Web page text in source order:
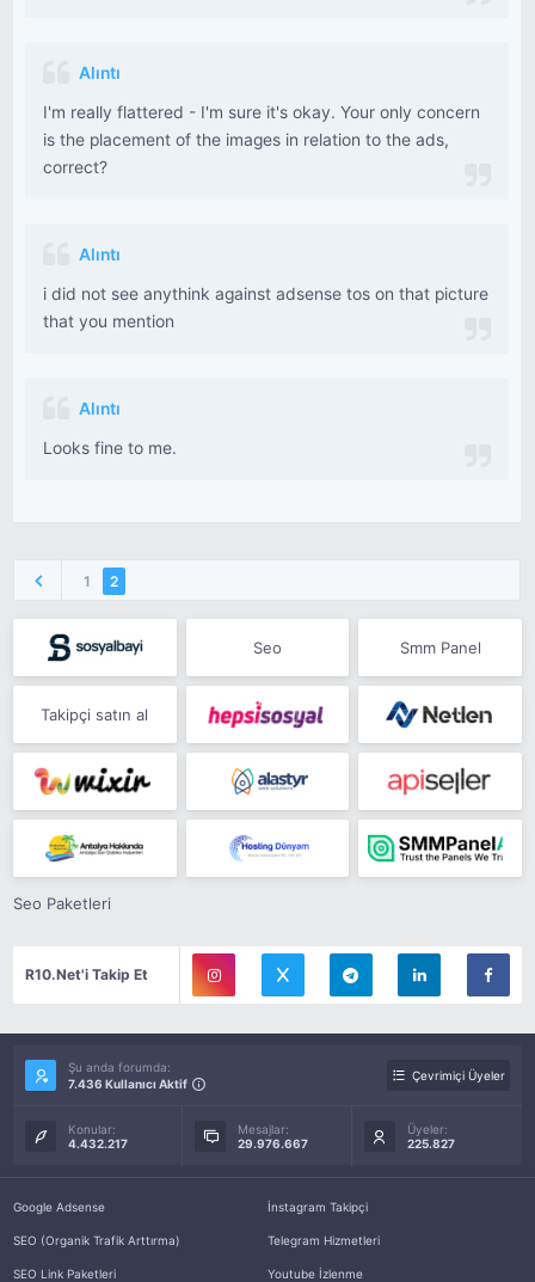
Alıntı
I'm really flattered - I'm sure it's okay. Your only concern
is the placement of the images in relation to the ads,
correct?
Alıntı
i did not see anythink against adsense tos on that picture
that you mention
Alıntı
Looks fine to me.
1 2
Seo Smm Panel
Takipçi satın al
Seo Paketleri
R10.Net'i Takip Et
Şu anda forumda:
7.436 Kullanıcı Aktif
Çevrimiçi Üyeler
Konular:
4.432.217
Mesajlar:
29.976.667
Üyeler:
225.827
Google Adsense
SEO (Organik Trafik Arttırma)
SEO Link Paketleri
İnstagram Takipçi
Telegram Hizmetleri
Youtube İzlenme